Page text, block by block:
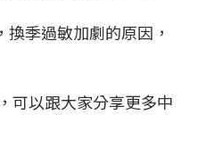
季過敏加劇的原因，
可以跟大家分享更多中